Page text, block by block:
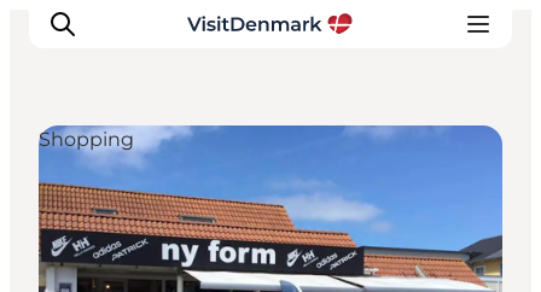
Inspiration
Regionen
Erlebnisse
Shopping